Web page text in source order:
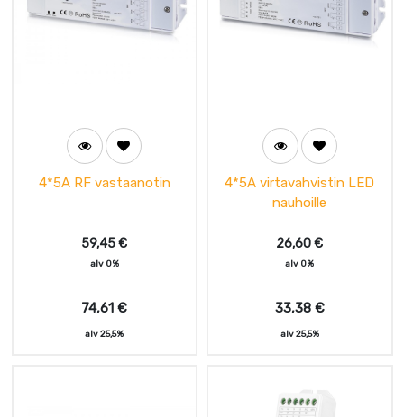
4*5A RF vastaanotin
59,45€
alv 0%
74,61 €
alv 25,5%
4*5A virtavahvistin LED
nauhoille
26,60€
alv 0%
33,38€
alv 25,5%